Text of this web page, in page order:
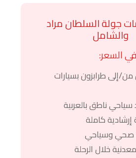
جولة السلطان مراد
والشامل
السعر:
إلى طرابزون بسيارات
ناطق بالعربية
كاملة
صحي وسياحي
خلال الرحلة